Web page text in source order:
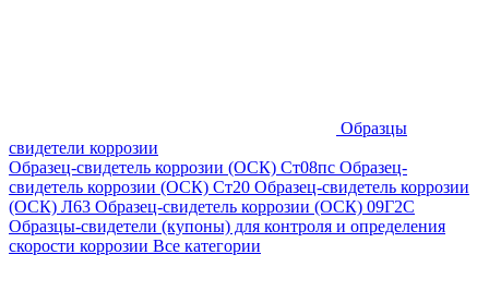
Образцы
свидетели коррозии
Образец-свидетель коррозии (ОСК) Ст08пс Образец-
свидетель коррозии (ОСК) Ст20 Образец-свидетель коррозии
(ОСК) Л63 Образец-свидетель коррозии (ОСК) 09Г2С
Образцы-свидетели (купоны) для контроля и определения
скорости коррозии Все категории